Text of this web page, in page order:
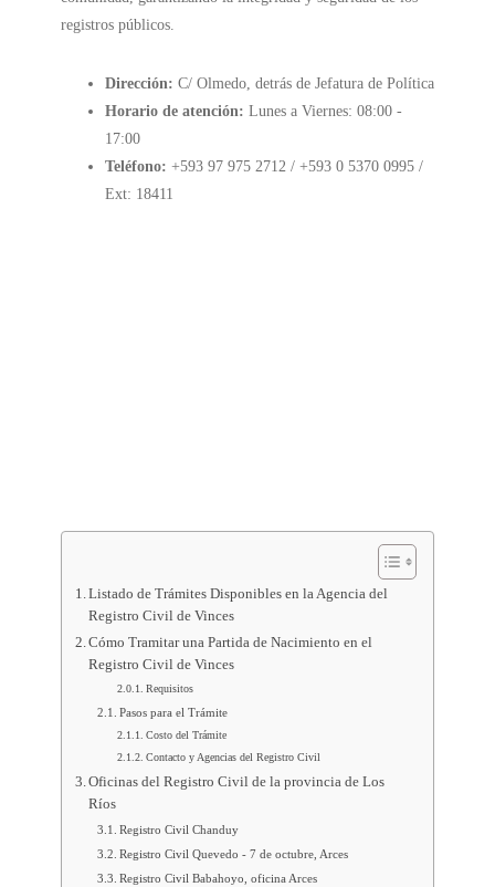
registros públicos.
Dirección: C/ Olmedo, detrás de Jefatura de Política
Horario de atención: Lunes a Viernes: 08:00 -
17:00
Teléfono: +593 97 975 2712 / +593 0 5370 0995 /
Ext: 18411
Listado de Trámites Disponibles en la Agencia del
Registro Civil de Vinces
Cómo Tramitar una Partida de Nacimiento en el
Registro Civil de Vinces
Requisitos
Pasos para el Trámite
Costo del Trámite
Contacto y Agencias del Registro Civil
Oficinas del Registro Civil de la provincia de Los
Ríos
Registro Civil Chanduy
Registro Civil Quevedo - 7 de octubre, Arces
Registro Civil Babahoyo, oficina Arces